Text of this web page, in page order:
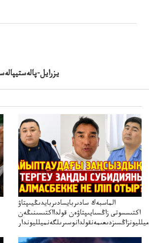
يزرايل-
الماسبەك سادىربايسادىربايدىڭيىپتاۋ
اكتىسسوتى زاڭسىايىپتاۋەن قولدااكتىسىنىڭەن
ميلليونزاڭسىزدىعىمەنقولدانوسىرىلگەنميلليوندار